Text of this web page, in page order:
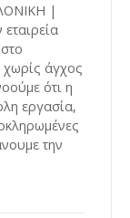
|
χωρίς άγχος
ότι η
εργασία,
την